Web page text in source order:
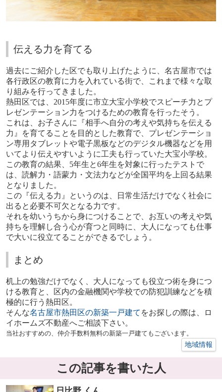
伝える力を育てる
過去にご紹介した区でも取り上げたように、名古屋市では
各行政区の教育に力を入れている街で、これまで様々な取
り組みを行ってきました。
熱田区では、 2015年度に市立大宝小学校でスピーチ力とプ
レゼンテーション力をつけるための教育を行ったそう。
これは、お子さんに『相手へ自分の考えや気持ちを伝える
力』を育てることを目的とした教育で、プレゼンテーショ
ン専用タブレットや電子黒板などのデジタル機器などを用
いてより伝えやすいように工夫も行っていた大宝小学校。
この教育の結果、 5年生と6年生を対象に行ったテストで
は、読解力・語蒙力・文法力などが全国平均を上回る結果
となりました。
この『伝える力』というのは、日常生活だけでなく社会に
出ると必要不可欠となる力です。
それを幼いうちから身につけることで、お互いの考えや気
持ちを理解し合う心が育つと同時に、大人になっても仕事
で大いに役立てることができるでしょう。
まとめ
机上の勉強だけでなく、大人になっても役立つ術を身につ
ける教育と、区内の金融機関や学校での防犯訓練などを積
極的に行う熱田区。
そんな名古屋市熱田区の新築一戸建て をお探しの際は、ロ
イホームズ不動産へご相談下さい。
当社おすすめの、仲介手数料無料の新築一戸建てもございます。
地域情報
この記事を書いた人